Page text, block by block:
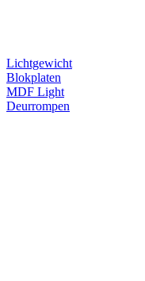
Lichtgewicht
Blokplaten
MDF Light
Deurrompen